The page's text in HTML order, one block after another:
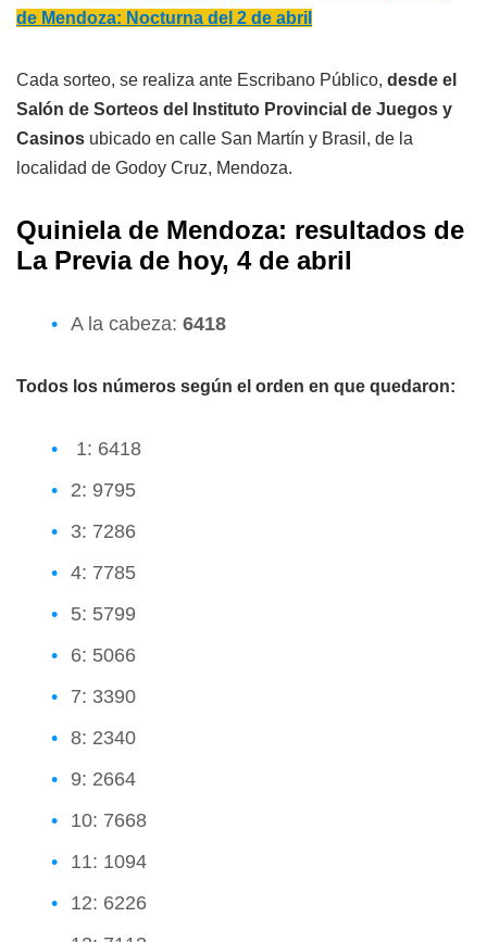
de Mendoza: Nocturna del 2 de abril
Cada sorteo, se realiza ante Escribano Público, desde el
Salón de Sorteos del Instituto Provincial de Juegos y
Casinos ubicado en calle San Martín y Brasil, de la
localidad de Godoy Cruz, Mendoza.
Quiniela de Mendoza: resultados de
La Previa de hoy, 4 de abril
A la cabeza: 6418
Todos los números según el orden en que quedaron:
1: 6418
2: 9795
3: 7286
4: 7785
5: 5799
6: 5066
7: 3390
8: 2340
9: 2664
10: 7668
11: 1094
12: 6226